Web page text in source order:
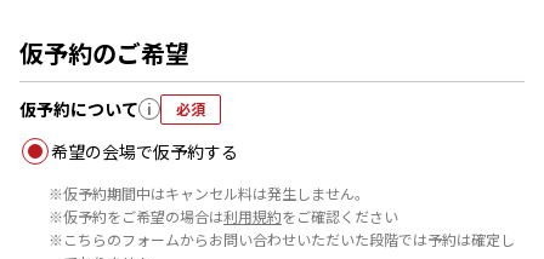
仮予約のご希望
仮予約について i 必須
希望の会場で仮予約する
※仮予約期間中はキャンセル料は発生しません。
※仮予約をご希望の場合は利用規約をご確認ください
※こちらのフォームからお問い合わせいただいた段階では予約は確定し